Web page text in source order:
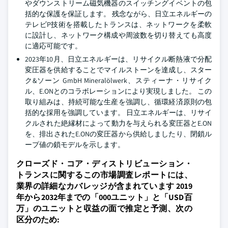
やダウンストリーム磁気機器のスイッチングイベントの包
括的な保護を保証します。 残念ながら、日立エネルギーの
テレビP技術を搭載したトランスは、ネットワークを柔軟
に設計し、ネットワーク構成や周波数を切り替えても高度
に適応可能です。
2023年10月、日立エネルギーは、リサイクル断熱液で分配
変圧器を供給することでマイルストーンを達成し、スター
ク&ソーン GmbH Mineralölwerk、スティーナ・リサイク
ル、E.ONとのコラボレーションにより実現しました。 この
取り組みは、持続可能な生産を強調し、循環経済原則の包
括的な採用を強調しています。 日立エネルギーは、リサイ
クルされた絶縁材によって動力を与えられる変圧器とE.ON
を、排出されたE.ONの変圧器から供給しましたり、閉鎖ル
ープ値の鎖モデルを示します。
クローズド・コア・ディストリビューション・
トランスに関するこの市場調査レポートには、
業界の詳細なカバレッジが含まれています 2019
年から2032年までの「000ユニット」と「USD百
万」のユニットと収益の面で推定と予測、次の
区分のため: